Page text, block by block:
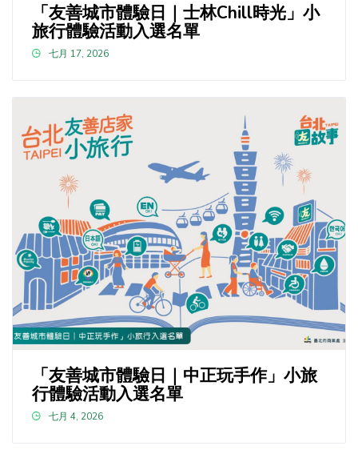
「友善城市體驗日｜士林Chill時光」小
旅行體驗活動入選名單
七月 17, 2026
「友善城市體驗日｜中正玩手作」小旅
行體驗活動入選名單
七月 4, 2026